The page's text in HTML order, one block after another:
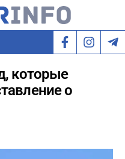
которые
о